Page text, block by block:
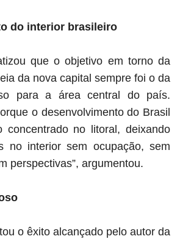
do interior brasileiro
que o objetivo em torno da
da nova capital sempre foi o da
para a área central do país.
o desenvolvimento do Brasil
concentrado no litoral, deixando
no interior sem ocupação, sem
perspectivas”, argumentou.
o êxito alcançado pelo autor da